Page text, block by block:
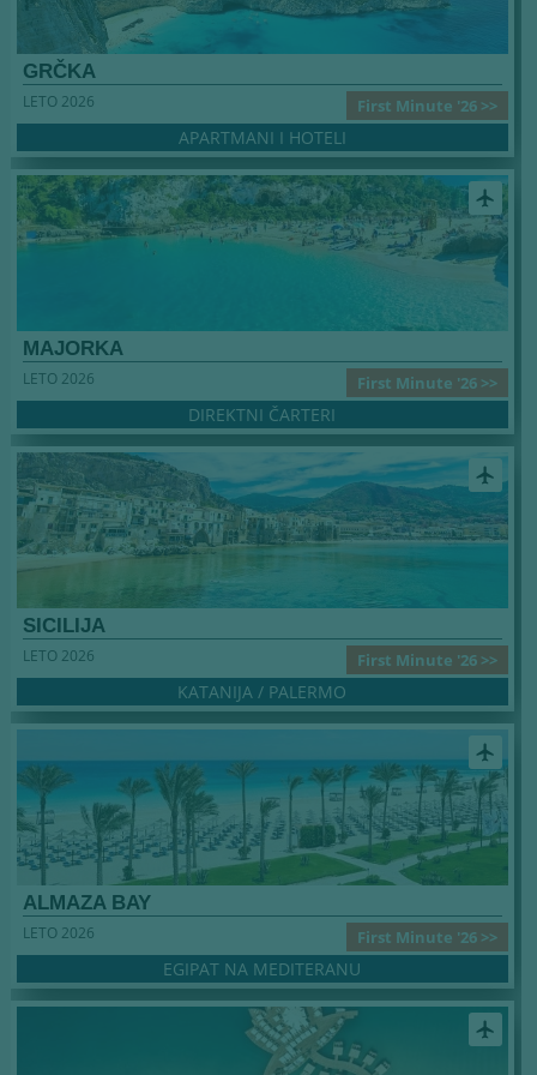
GRČKA
First Minute '26 >>
LETO 2026
APARTMANI I HOTELI
airplanemode_active
MAJORKA
First Minute '26 >>
LETO 2026
DIREKTNI ČARTERI
airplanemode_active
SICILIJA
First Minute '26 >>
LETO 2026
KATANIJA / PALERMO
airplanemode_active
ALMAZA BAY
First Minute '26 >>
LETO 2026
EGIPAT NA MEDITERANU
airplanemode_active